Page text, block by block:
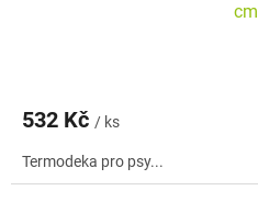
cm
532 Kč / ks
Termodeka pro psy...